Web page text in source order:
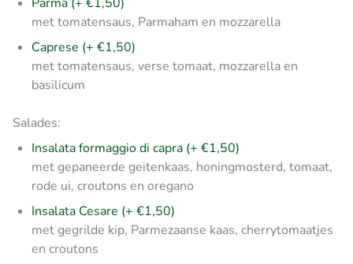
met tomatensaus, Parmaham en mozzarella
Caprese (+ €1,50)
met tomatensaus, verse tomaat, mozzarella en
basilicum
Salades:
Insalata formaggio di capra (+ €1,50)
met gepaneerde geitenkaas, honingmosterd, tomaat,
rode ui, croutons en oregano
Insalata Cesare (+ €1,50)
met gegrilde kip, Parmezaanse kaas, cherrytomaatjes
en croutons